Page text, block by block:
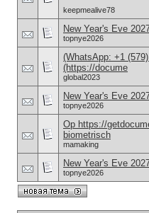
keepmealive78
New Year's Eve
topnye2026
(WhatsApp: +1
(https://docume
global2023
New Year's Eve
topnye2026
Op https://
biometrisch
mamaking
New Year's Eve
topnye2026